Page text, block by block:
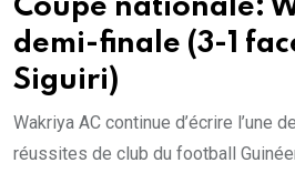
Coupe nationale:
demi-finale (3-1
Siguiri)
Wakriya AC continue d’écrire l’une
réussites de club du football